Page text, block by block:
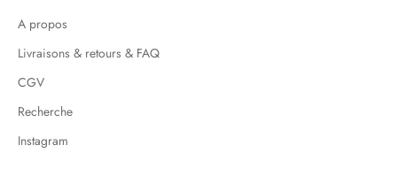
A propos
Livraisons & retours & FAQ
CGV
Recherche
Instagram